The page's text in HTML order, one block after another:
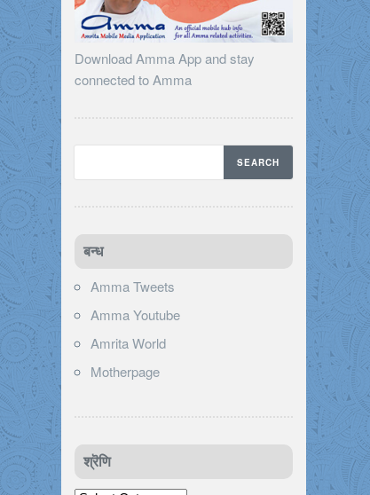
Download Amma App and stay
connected to Amma
बन्ध
Amma Tweets
Amma Youtube
Amrita World
Motherpage
श्रॆणि